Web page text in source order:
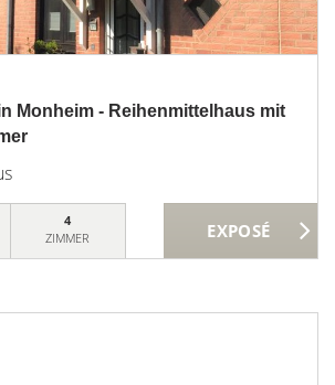
Monheim - Reihenmittelhaus mit
4
ZIMMER